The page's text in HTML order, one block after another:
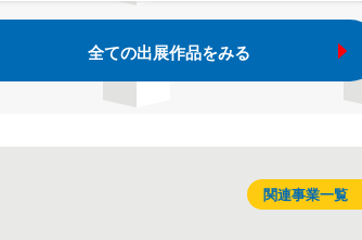
全ての出展作品をみる
関連事業一覧